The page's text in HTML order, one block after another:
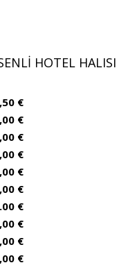
HOTEL HALISI
€
€
€
€
€
€
€
€
€
€